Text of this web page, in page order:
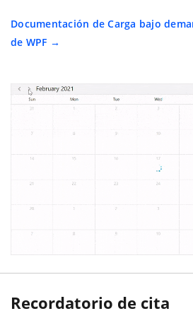
Documentación de Carga bajo
de WPF
Recordatorio de cita